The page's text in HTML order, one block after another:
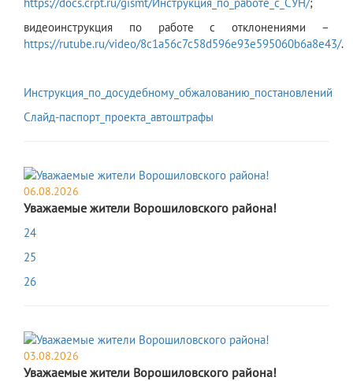
видеоинструкция по работе с отклонениями –
https://rutube.ru/video/8c1a56c7c58d596e93e595060b6a8e43/.
Инструкция_по_досудебному_обжалованию_постановлений
Слайд-паспорт_проекта_автоштрафы
06.08.2026
Уважаемые жители Ворошиловского района!
24
25
26
03.08.2026
Уважаемые жители Ворошиловского района!